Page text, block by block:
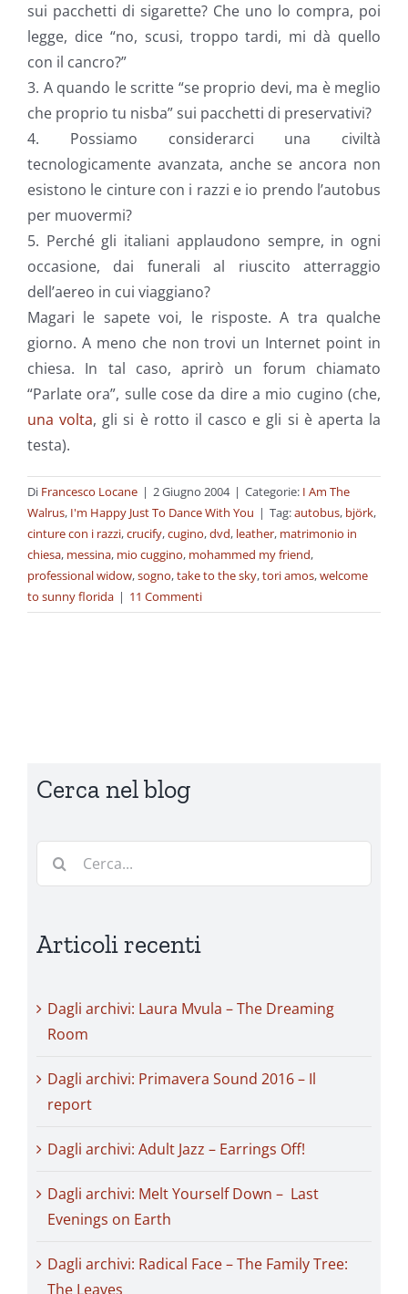
sui pacchetti di sigarette? Che uno lo compra, poi
legge, dice “no, scusi, troppo tardi, mi dà quello
con il cancro?”
3. A quando le scritte “se proprio devi, ma è meglio
che proprio tu nisba” sui pacchetti di preservativi?
4. Possiamo considerarci una civiltà
tecnologicamente avanzata, anche se ancora non
esistono le cinture con i razzi e io prendo l’autobus
per muovermi?
5. Perché gli italiani applaudono sempre, in ogni
occasione, dai funerali al riuscito atterraggio
dell’aereo in cui viaggiano?
Magari le sapete voi, le risposte. A tra qualche
giorno. A meno che non trovi un Internet point in
chiesa. In tal caso, aprirò un forum chiamato
“Parlate ora”, sulle cose da dire a mio cugino (che,
una volta, gli si è rotto il casco e gli si è aperta la
testa).
Di Francesco Locane | 2 Giugno 2004 | Categorie: I Am The
Walrus, I'm Happy Just To Dance With You | Tag:autobus, björk,
cinture con i razzi,crucify,cugino,dvd, leather, matrimonio in
chiesa, messina, mio cuggino, mohammed my friend,
professional widow,sogno,take to the sky,tori amos,welcome
to sunny florida | 11 Commenti
Cerca nel blog
Cerca
Articoli recenti
Dagli archivi: Laura Mvula – The Dreaming
Room
Dagli archivi: Primavera Sound 2016 – Il
report
Dagli archivi: Adult Jazz – Earrings Off!
Dagli archivi: Melt Yourself Down – Last
Evenings on Earth
Dagli archivi: Radical Face – The Family Tree:
The Leaves